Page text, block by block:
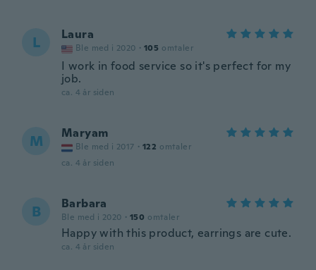
L Laura
Ble med i 2020 · 105 omtaler
I work in food service so it's perfect for my
job.
ca. 4 år siden
M Maryam
Ble med i 2017 · 122 omtaler
ca. 4 år siden
B Barbara
Ble med i 2020 · 150 omtaler
Happy with this product, earrings are cute.
ca. 4 år siden